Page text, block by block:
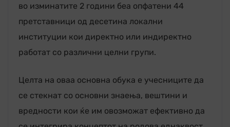
во изминатите 2 години беа опфатени 44
претставници од десетина локални
институции кои директно или индиректно
работат со различни целни групи.
Целта на оваа основна обука е учесниците да
се стекнат со основни знаења, вештини и
вредности кои ќе им овозможат ефективно да